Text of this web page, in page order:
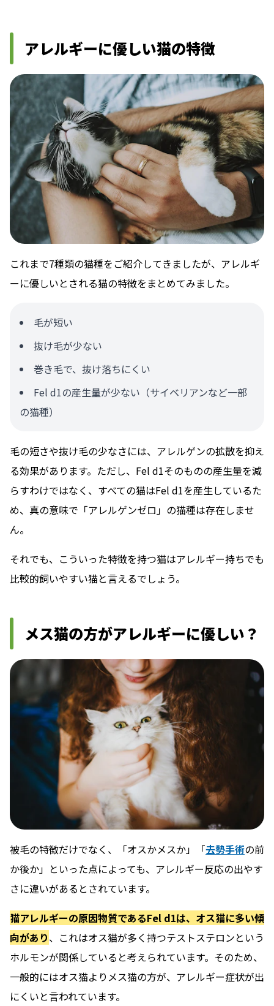
アレルギーに優しい猫の特徴
これまで7種類の猫種をご紹介してきましたが、アレルギ
ーに優しいとされる猫の特徴をまとめてみました。
毛が短い
抜け毛が少ない
巻き毛で、抜け落ちにくい
Fel d1の産生量が少ない（サイベリアンなど一部
の猫種）
毛の短さや抜け毛の少なさには、アレルゲンの拡散を抑え
る効果があります。ただし、Fel d1そのものの産生量を減
らすわけではなく、すべての猫はFel d1を産生しているた
め、真の意味で「アレルゲンゼロ」の猫種は存在しませ
ん。
それでも、こういった特徴を持つ猫はアレルギー持ちでも
比較的飼いやすい猫と言えるでしょう。
メス猫の方がアレルギーに優しい？
被毛の特徴だけでなく、「オスかメスか」「去勢手術の前
か後か」といった点によっても、アレルギー反応の出やす
さに違いがあるとされています。
猫アレルギーの原因物質であるFel d1は、オス猫に多い傾
向があり、これはオス猫が多く持つテストステロンという
ホルモンが関係していると考えられています。そのため、
一般的にはオス猫よりメス猫の方が、アレルギー症状が出
にくいと言われています。